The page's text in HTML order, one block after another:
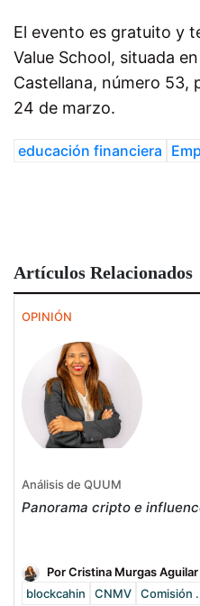
El evento es gratuito y
Value School, situada
Castellana, número 53,
24 de marzo.
educación financiera
Artículos Relacionados
OPINIÓN
Análisis de QUUM
Panorama cripto e
Por Cristina Murgas Aguilar
blockcahin
CNMV Comisión